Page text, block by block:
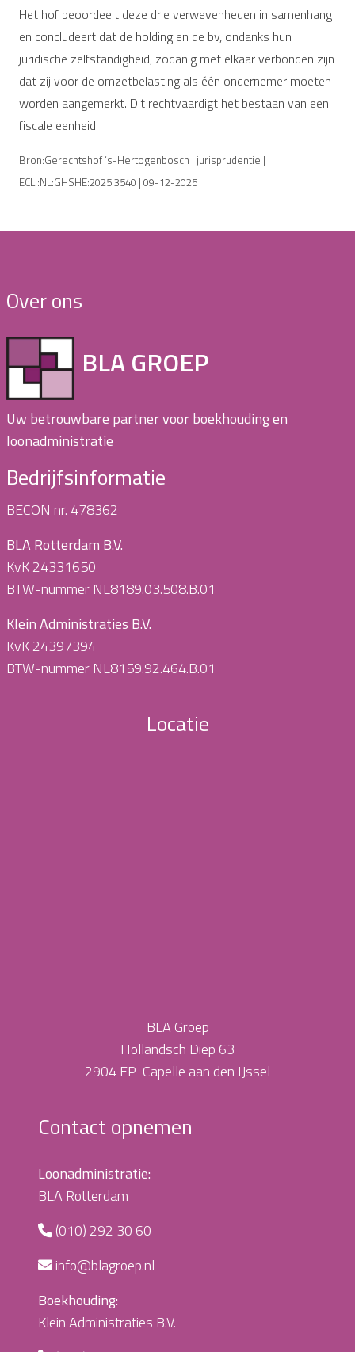
Het hof beoordeelt deze drie verwevenheden in samenhang
en concludeert dat de holding en de bv, ondanks hun
juridische zelfstandigheid, zodanig met elkaar verbonden zijn
dat zij voor de omzetbelasting als één ondernemer moeten
worden aangemerkt. Dit rechtvaardigt het bestaan van een
fiscale eenheid.
Bron:Gerechtshof ‘s-Hertogenbosch | jurisprudentie |
ECLI:NL:GHSHE:2025:3540 | 09-12-2025
Over ons
BLA GROEP
Uw betrouwbare partner voor boekhouding en
loonadministratie
Bedrijfsinformatie
BECON nr. 478362
BLA Rotterdam B.V.
KvK 24331650
BTW-nummer NL8189.03.508.B.01
Klein Administraties B.V.
KvK 24397394
BTW-nummer NL8159.92.464.B.01
Locatie
BLA Groep
Hollandsch Diep 63
2904 EP Capelle aan den IJssel
Contact opnemen
Loonadministratie:
BLA Rotterdam
(010) 292 30 60
info@blagroep.nl
Boekhouding:
Klein Administraties B.V.